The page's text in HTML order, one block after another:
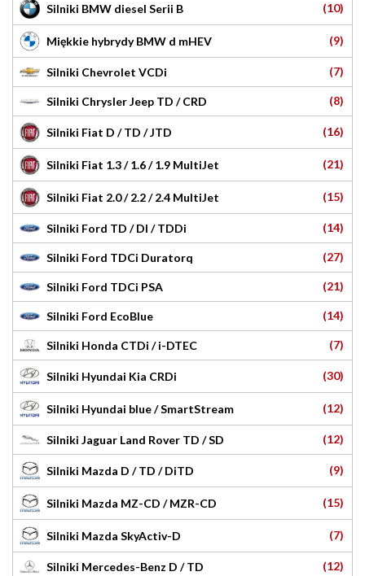
Silniki BMW diesel Serii B (10)
Miękkie hybrydy BMW d mHEV (9)
Silniki Chevrolet VCDi (7)
Silniki Chrysler Jeep TD / CRD (8)
Silniki Fiat D / TD / JTD (16)
Silniki Fiat 1.3 / 1.6 / 1.9 MultiJet (21)
Silniki Fiat 2.0 / 2.2 / 2.4 MultiJet (15)
Silniki Ford TD / DI / TDDi (14)
Silniki Ford TDCi Duratorq (27)
Silniki Ford TDCi PSA (21)
Silniki Ford EcoBlue (14)
Silniki Honda CTDi / i-DTEC (7)
Silniki Hyundai Kia CRDi (30)
Silniki Hyundai blue / SmartStream (12)
Silniki Jaguar Land Rover TD / SD (12)
Silniki Mazda D / TD / DiTD (9)
Silniki Mazda MZ-CD / MZR-CD (15)
Silniki Mazda SkyActiv-D (7)
Silniki Mercedes-Benz D / TD (12)